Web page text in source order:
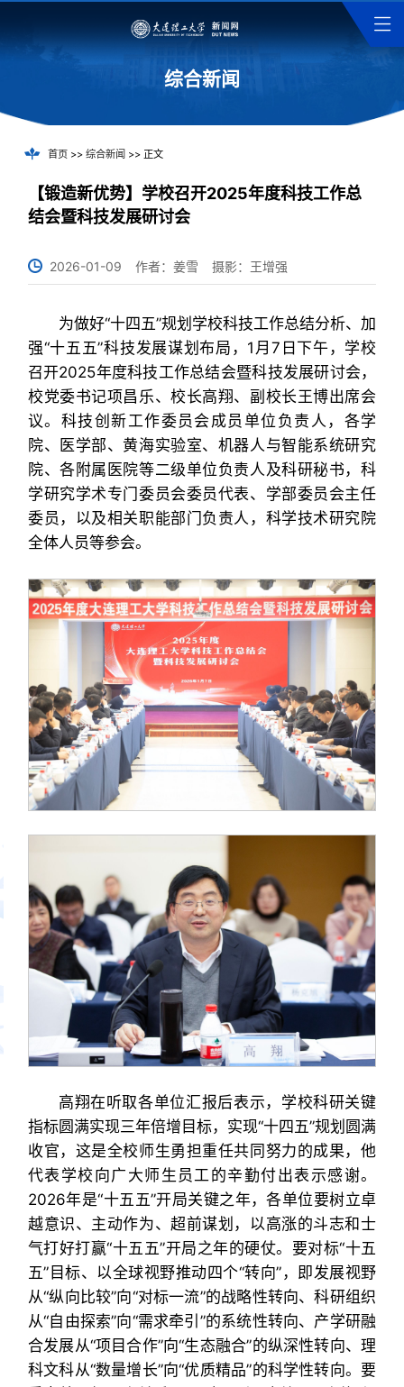
综合新闻
首页>> 综合新闻 >> 正文
【锻造新优势】学校召开2025年度科技工作总
结会暨科技发展研讨会
2026-01-09 作者：姜雪 摄影：王增强
为做好“十四五”规划学校科技工作总结分析、加
强“十五五”科技发展谋划布局，1月7日下午，学校
召开2025年度科技工作总结会暨科技发展研讨会，
校党委书记项昌乐、校长高翔、副校长王博出席会
议。科技创新工作委员会成员单位负责人，各学
院、医学部、黄海实验室、机器人与智能系统研究
院、各附属医院等二级单位负责人及科研秘书，科
学研究学术专门委员会委员代表、学部委员会主任
委员，以及相关职能部门负责人，科学技术研究院
全体人员等参会。
高翔在听取各单位汇报后表示，学校科研关键
指标圆满实现三年倍增目标，实现“十四五”规划圆满
收官，这是全校师生勇担重任共同努力的成果，他
代表学校向广大师生员工的辛勤付出表示感谢。
2026年是“十五五”开局关键之年，各单位要树立卓
越意识、主动作为、超前谋划，以高涨的斗志和士
气打好打赢“十五五”开局之年的硬仗。要对标“十五
五”目标、以全球视野推动四个“转向”，即发展视野
从“纵向比较”向“对标一流”的战略性转向、科研组织
从“自由探索”向“需求牵引”的系统性转向、产学研融
合发展从“项目合作”向“生态融合”的纵深性转向、理
科文科从“数量增长”向“优质精品”的科学性转向。要